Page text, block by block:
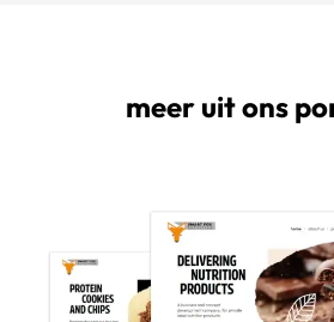
meer uit ons